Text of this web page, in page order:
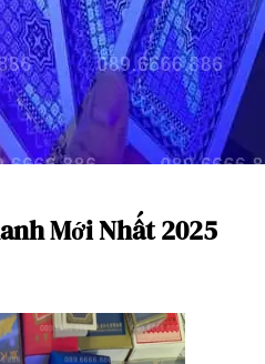
Mới Nhất 2025